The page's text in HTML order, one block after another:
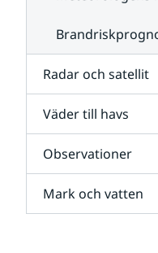
Radar och satellit
Väder till havs
Observationer
Mark och vatten